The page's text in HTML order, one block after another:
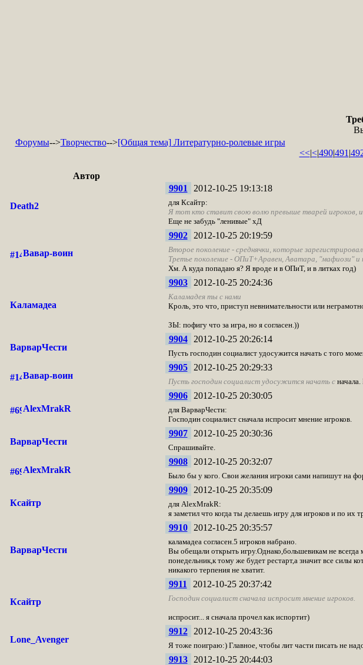
Форумы-->Творчество-->[Общая тема] Литературно-ролевые игры
<<|<|490|491 |
Автор
Death2
9901 2012-10-25 19:13:18
для Ксайтр:
Я тот кто ставит свою волю превыше тварей игроков,
Еще не забудь "ленивые" хД
Вавар-воин
9902 2012-10-25 20:19:59
Второе поколение - среднячки, которые
Третье поколение - ОПиТ+Аравен, Аватара, "мафиози" и
Хм. А куда попадаю я? Я вроде и в ОПиТ, и в литках год)
Каламадеа
9903 2012-10-25 20:24:36
Каламадея ты с нами
Кроль, это что, приступ невнимательности или
ЗЫ: пофигу что за игра, но я согласен.))
ВарварЧести
9904 2012-10-25 20:26:14
Пусть господин социалист удосужится начать с того
Вавар-воин
9905 2012-10-25 20:29:33
Пусть господин социалист удосужится начать с
AlexMrakR
9906 2012-10-25 20:30:05
для ВарварЧести:
Господин социалист сначала испросит мнение игроков.
ВарварЧести
9907 2012-10-25 20:30:36
Спрашивайте.
AlexMrakR
9908 2012-10-25 20:32:07
Было бы у кого. Свои желания игроки сами напишут на
Ксайтр
9909 2012-10-25 20:35:09
для AlexMrakR:
я заметил что когда ты делаешь игру для игроков и по
ВарварЧести
9910 2012-10-25 20:35:57
каламадеа согласен.5 игроков набрано.
Вы обещали открыть игру.Однако,большевикам не
понедельник,к тому же будет рестарт,а значит все силы
никакого терпения не хватит.
Ксайтр
9911 2012-10-25 20:37:42
Господин социалист сначала испросит мнение игроков.
испросит... я сначала прочел как испортит)
Lone_Avenger
9912 2012-10-25 20:43:36
Я тоже поиграю:) Главное, чтобы лит части писать не
9913 2012-10-25 20:44:03